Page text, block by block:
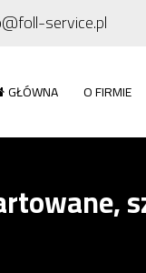
service.pl
GŁÓWNA O FIRMIE